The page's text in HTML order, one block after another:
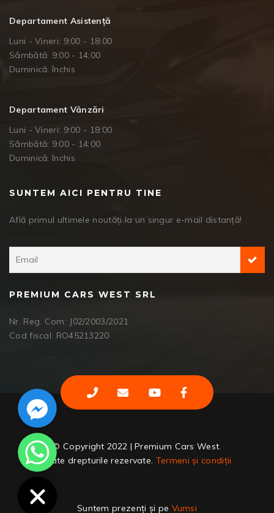
Departament Asistență
Luni - Vineri: 9:00 - 18:00
Sâmbătă: 9:00 - 14:00
Duminică: închis
Departament Vânzări
Luni - Vineri: 9:00 - 18:00
Sâmbătă: 9:00 - 14:00
Duminică: închis
SUNTEM AICI PENTRU TINE
Află primul ultimele noutăți la un singur e-mail distanță!
PREMIUM CARS WEST SRL
Nr. Reg. Com: J02/2003/2021
Cod fiscal: RO45213220
© Copyright 2022 | Premium Cars West.
Toate drepturile rezervate. Termeni și condiții.
Suntem prezenți și pe Vumsi
Facebook Messenger
WhatsApp